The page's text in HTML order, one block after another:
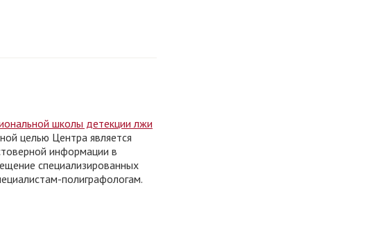
школы детекции лжи
целью Центра является
информации в
специализированных
полиграфологам.